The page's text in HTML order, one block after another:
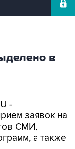
в
-
заявок на
СМИ,
а также